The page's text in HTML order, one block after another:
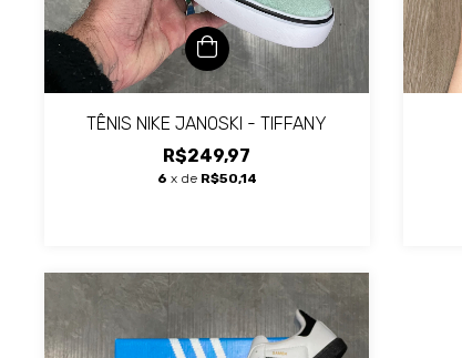
TÊNIS NIKE JANOSKI - TIFFANY
R$249,97
6 x de R$50,14